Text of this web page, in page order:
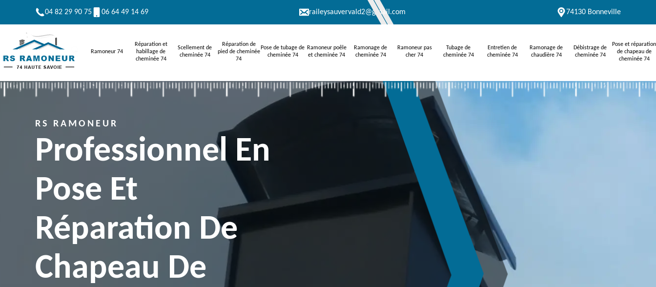
04 82 29 90 75 06 64 49 14 69 raileysauvervald2@gmail.com 74130 Bonneville
Ramoneur 74
Réparation et
habillage de
cheminée 74
Scellement de
cheminée 74
Réparation de
pied de cheminée
74
Pose de tubage de
cheminée 74
Ramoneur poêle
et cheminée 74
Ramonage de
cheminée 74
Ramoneur pas
cher 74
Tubage de
cheminée 74
Entretien de
cheminée 74
Ramonage de
chaudière 74
Débistrage de
cheminée 74
Pose et réparation
de chapeau de
cheminée 74
RS RAMONEUR
Professionnel En
Pose Et
Réparation De
Chapeau De